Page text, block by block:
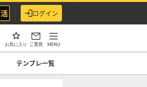
ログイン
お気に入り ご意見 MENU
テンプレ一覧